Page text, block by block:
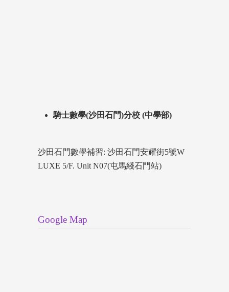
騎士數學(沙田石門)分校 (中學部)
沙田石門數學補習: 沙田石門安耀街5號W
LUXE 5/F. Unit N07(屯馬綫石門站)
Google Map